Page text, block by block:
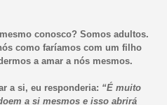
conosco? Somos adultos.
como faríamos com um filho
a amar a nós mesmos.
a si, eu responderia: “É muito
a si mesmos e isso abrirá